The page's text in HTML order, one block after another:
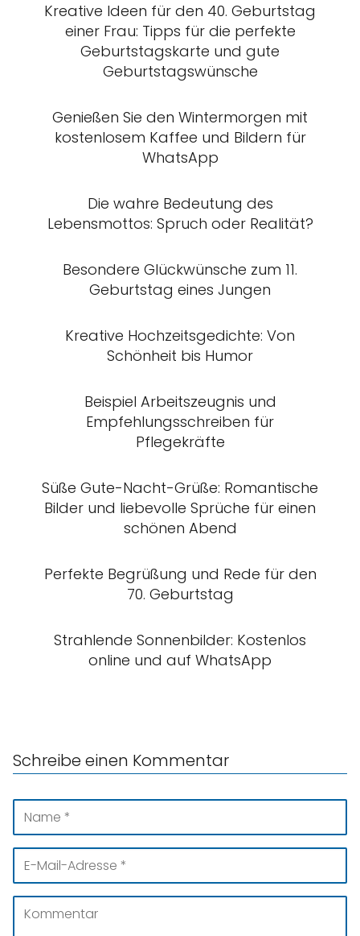
Kreative Ideen für den 40. Geburtstag
einer Frau: Tipps für die perfekte
Geburtstagskarte und gute
Geburtstagswünsche
Genießen Sie den Wintermorgen mit
kostenlosem Kaffee und Bildern für
WhatsApp
Die wahre Bedeutung des
Lebensmottos: Spruch oder Realität?
Besondere Glückwünsche zum 11.
Geburtstag eines Jungen
Kreative Hochzeitsgedichte: Von
Schönheit bis Humor
Beispiel Arbeitszeugnis und
Empfehlungsschreiben für
Pflegekräfte
Süße Gute-Nacht-Grüße: Romantische
Bilder und liebevolle Sprüche für einen
schönen Abend
Perfekte Begrüßung und Rede für den
70. Geburtstag
Strahlende Sonnenbilder: Kostenlos
online und auf WhatsApp
Schreibe einen Kommentar